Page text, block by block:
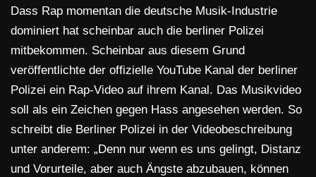
Dass Rap momentan die deutsche Musik-Industrie
dominiert hat scheinbar auch die berliner Polizei
mitbekommen. Scheinbar aus diesem Grund
veröffentlichte der offizielle YouTube Kanal der berliner
Polizei ein Rap-Video auf ihrem Kanal. Das Musikvideo
soll als ein Zeichen gegen Hass angesehen werden. So
schreibt die Berliner Polizei in der Videobeschreibung
unter anderem: „Denn nur wenn es uns gelingt, Distanz
und Vorurteile, aber auch Ängste abzubauen, können